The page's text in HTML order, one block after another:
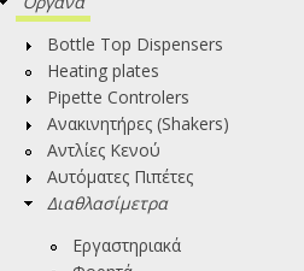
Bottle Top Dispensers
Heating plates
Pipette Controlers
Ανακινητήρες (Shakers)
Αντλίες Κενού
Αυτόματες Πιπέτες
Διαθλασίμετρα
Εργαστηριακά